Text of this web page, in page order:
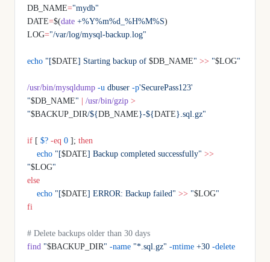
DB_NAME="mydb"
DATE=$(date +%Y%m%d_%H%M%S)
LOG="/var/log/mysql-backup.log"
echo "[$DATE] Starting backup of $DB_NAME" >> "$LOG"
/usr/bin/mysqldump -u dbuser -p'SecurePass123'
"$DB_NAME" /usr/bin/gzip >
"$BACKUP_DIR/${DB_NAME}-${DATE}.sql.gz"
if [ $? -eq 0 ]; then
    echo
"[$DATE] Backup completed successfully" >>
"$LOG"
else
    echo
"[$DATE] ERROR: Backup failed" >> "$LOG"
fi
# Delete backups older than 30 days
find "$BACKUP_DIR" -name "*.sql.gz" -mtime +30 -delete